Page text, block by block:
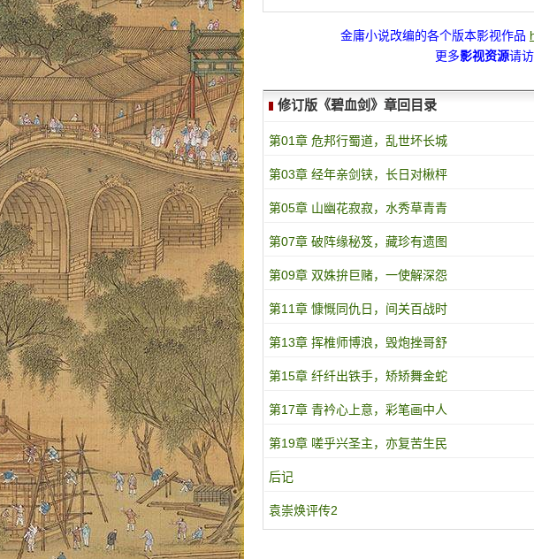
金庸小说改编的各个版本影视作品
更多影视资源请
修订版《碧血剑》章回目录
第01章 危邦行蜀道，乱世坏长城
第03章 经年亲剑铗，长日对楸枰
第05章 山幽花寂寂，水秀草青青
第07章 破阵缘秘笈，藏珍有遗图
第09章 双姝拚巨赌，一使解深怨
第11章 慷慨同仇日，间关百战时
第13章 挥椎师博浪，毁炮挫哥舒
第15章 纤纤出铁手，矫矫舞金蛇
第17章 青衿心上意，彩笔画中人
第19章 嗟乎兴圣主，亦复苦生民
后记
袁崇焕评传2